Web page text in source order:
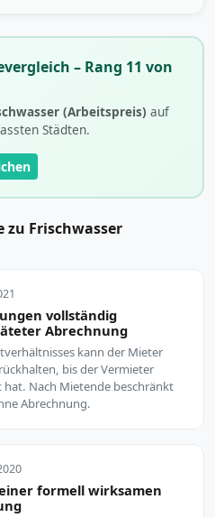
– Rang 11 von
(Arbeitspreis) auf
Städten.
zu Frischwasser
vollständig
Abrechnung
kann der Mieter
bis der Vermieter
Nach Mietende beschränkt
Abrechnung.
formell wirksamen